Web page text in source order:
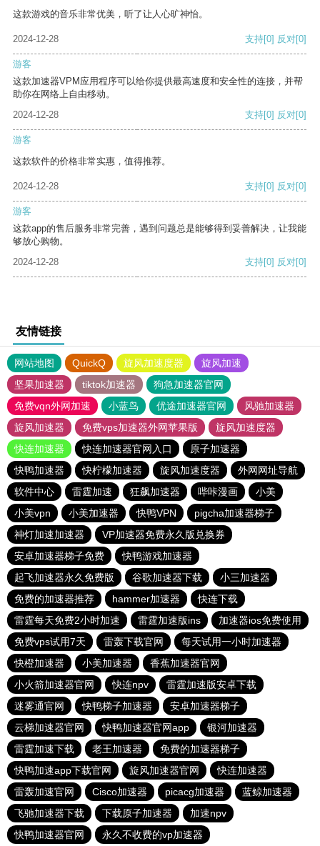
这款游戏的音乐非常优美，听了让人心旷神怡。
2024-12-28 支持[0] 反对[0]
游客
这款加速器VPM应用程序可以给你提供最高速度和安全性的连接，并帮
助你在网络上自由移动。
2024-12-28
支持[0] 反对[0]
游客
这款软件的价格非常实惠，值得推荐。
2024-12-28 支持[0] 反对[0]
游客
这款app的售后服务非常完善，遇到问题总是能够得到妥善解决，让我能
够放心购物。
2024-12-28
支持[0] 反对[0]
友情链接
网站地图 QuickQ 旋风加速度器
旋风加速
坚果加速器
tiktok加速器
狗急加速器官网
免费vqn外网加速
小蓝鸟 优途加速器官网
风驰加速器
旋风加速器
免费vps加速器外网苹果版
旋风加速度器
快连加速器
快连加速器官网入口
原子加速器
快鸭加速器
快柠檬加速器 旋风加速度器
外网网址导航
软件中心
雷霆加速 狂飙加速器 哔咔漫画
小美
小美vpn
小美加速器 快鸭VPN
pigcha加速器梯子
神灯加速加速器
VP加速器免费永久版兑换券
安卓加速器梯子免费
快鸭游戏加速器
起飞加速器永久免费版
谷歌加速器下载
小三加速器
免费的加速器推荐
hammer加速器
快连下载
雷霆每天免费2小时加速
雷霆加速版ins
加速器ios免费使用
免费vps试用7天
雷轰下载官网
每天试用一小时加速器
快橙加速器
小美加速器
香蕉加速器官网
小火箭加速器官网
快连npv
雷霆加速版安卓下载
迷雾通官网
快鸭梯子加速器
安卓加速器梯子
云梯加速器官网
快鸭加速器官网app
银河加速器
雷霆加速下载
老王加速器
免费的加速器梯子
快鸭加速app下载官网
旋风加速器官网
快连加速器
雷轰加速官网
Cisco加速器 picacg加速器
蓝鲸加速器
飞驰加速器下载
下载原子加速器
加速npv
快鸭加速器官网
永久不收费的vp加速器